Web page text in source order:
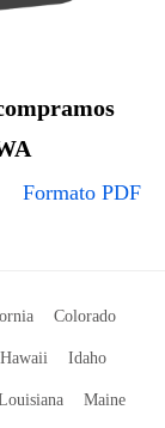
Formato PDF
Colorado
Hawaii Idaho
Maine